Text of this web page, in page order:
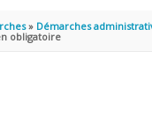
Démarches
obligatoire